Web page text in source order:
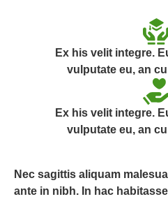
Ex his velit integre.
vulputate eu, an
Ex his velit integre.
vulputate eu, an
Nec sagittis aliquam
ante in nibh. In hac